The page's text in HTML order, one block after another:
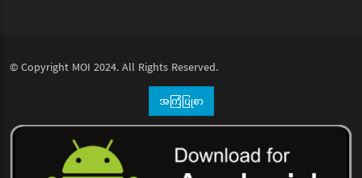
© Copyright MOI 2024. All Rights Reserved.
အကြံပြုစာ